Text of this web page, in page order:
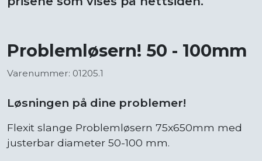
Problemløsern! 50 - 100mm
Varenummer: 01205.1
Løsningen på dine problemer!
Flexit slange Problemløsern 75x650mm med
justerbar diameter 50-100 mm.